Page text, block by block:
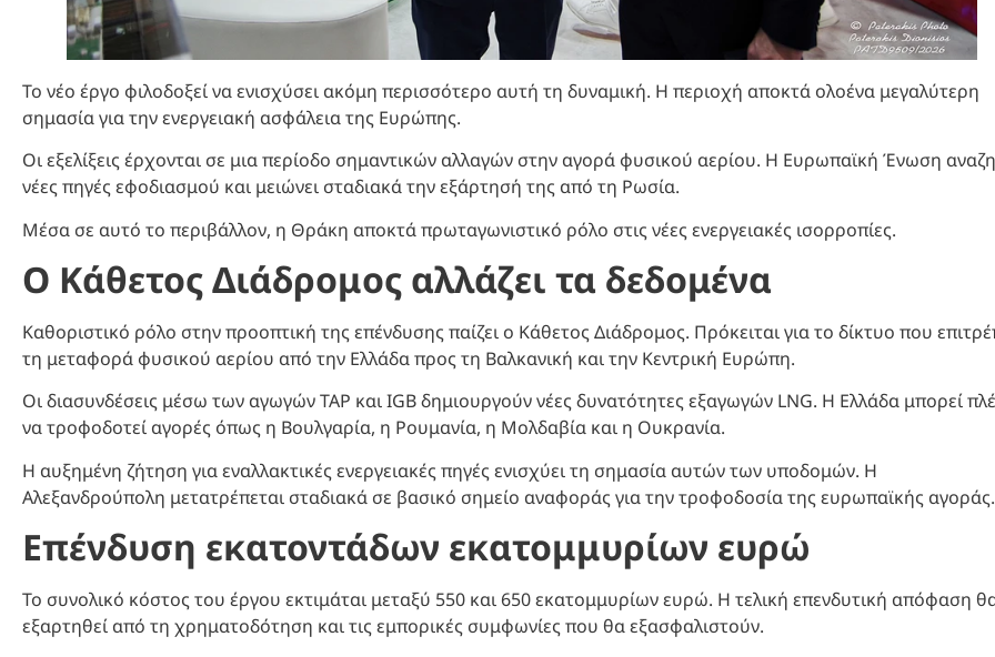
Το νέο έργο φιλοδοξεί να ενισχύσει ακόμη περισσότερο αυτή τη δυναμική. Η περιοχή αποκτά ολοένα μεγαλύτερη
σημασία για την ενεργειακή ασφάλεια της Ευρώπης.
Οι εξελίξεις έρχονται σε μια περίοδο σημαντικών αλλαγών στην αγορά φυσικού αερίου. Η Ευρωπαϊκή Ένωση
νέες πηγές εφοδιασμού και μειώνει σταδιακά την εξάρτησή της από τη Ρωσία.
Μέσα σε αυτό το περιβάλλον, η Θράκη αποκτά πρωταγωνιστικό ρόλο στις νέες ενεργειακές ισορροπίες.
Ο Κάθετος Διάδρομος αλλάζει τα δεδομένα
Καθοριστικό ρόλο στην προοπτική της επένδυσης παίζει ο Κάθετος Διάδρομος. Πρόκειται για το δίκτυο που
τη μεταφορά φυσικού αερίου από την Ελλάδα προς τη Βαλκανική και την Κεντρική Ευρώπη.
Οι διασυνδέσεις μέσω των αγωγών TAP και IGB δημιουργούν νέες δυνατότητες εξαγωγών LNG. Η Ελλάδα μπορεί
να τροφοδοτεί αγορές όπως η Βουλγαρία, η Ρουμανία, η Μολδαβία και η Ουκρανία.
Η αυξημένη ζήτηση για εναλλακτικές ενεργειακές πηγές ενισχύει τη σημασία αυτών των υποδομών. Η
Αλεξανδρούπολη μετατρέπεται σταδιακά σε βασικό σημείο αναφοράς για την τροφοδοσία της ευρωπαϊκής αγοράς.
Επένδυση εκατοντάδων εκατομμυρίων ευρώ
Το συνολικό κόστος του έργου εκτιμάται μεταξύ 550 και 650 εκατομμυρίων ευρώ. Η τελική επενδυτική απόφαση
εξαρτηθεί από τη χρηματοδότηση και τις εμπορικές συμφωνίες που θα εξασφαλιστούν.